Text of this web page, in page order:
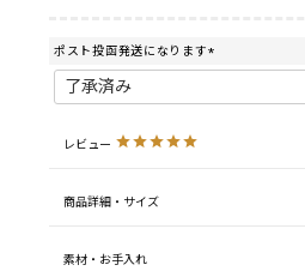
ー
ポスト投函発送になります
(
須
レビュー
商品詳細・サイズ
素材・お手入れ